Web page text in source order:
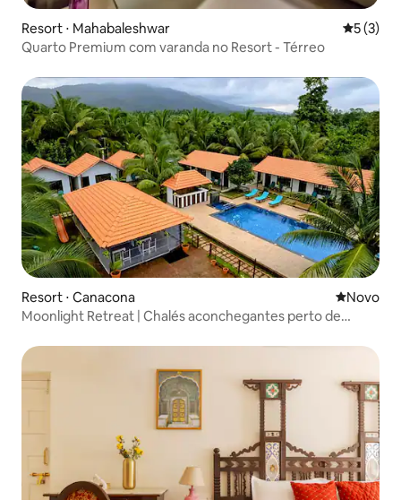
Resort ⋅ Mahabaleshwar 5 de
5 (3)
Quarto Premium com varanda no Resort - Térreo
Resort ⋅ Canacona Novo
Novo
Moonlight Retreat | Chalés aconchegantes perto de